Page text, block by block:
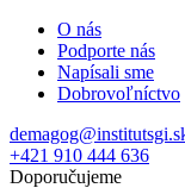
O nás
Podporte nás
Napísali sme
Dobrovoľníctvo
+421 910 444 636
Doporučujeme